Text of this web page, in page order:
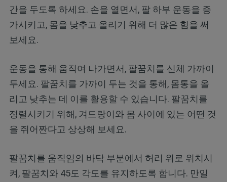
간을 두도록 하세요. 손을 열면서, 팔 하부 운동을 증
가시키고, 몸을 낮추고 올리기 위해 더 많은 힘을 써
보세요.
운동을 통해 움직여 나가면서, 팔꿈치를 신체 가까이
두세요. 팔꿈치를 가까이 두는 것을 통해, 몸통을 올
리고 낮추는 데 이를 활용할 수 있습니다. 팔꿈치를
정렬시키기 위해, 겨드랑이와 몸 사이에 있는 어떤 것
을 쥐어짠다고 상상해 보세요.
팔꿈치를 움직임의 바닥 부분에서 허리 위로 위치시
켜, 팔꿈치와 45도 각도를 유지하도록 합니다. 만일